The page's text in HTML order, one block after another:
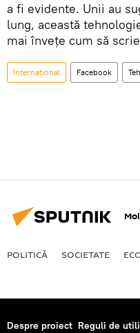
a fi evidente. Unii au
lung, această
mai înveţe cum să
Internaţional Facebook
POLITICĂ SOCIETATE
Despre proiect Reguli de